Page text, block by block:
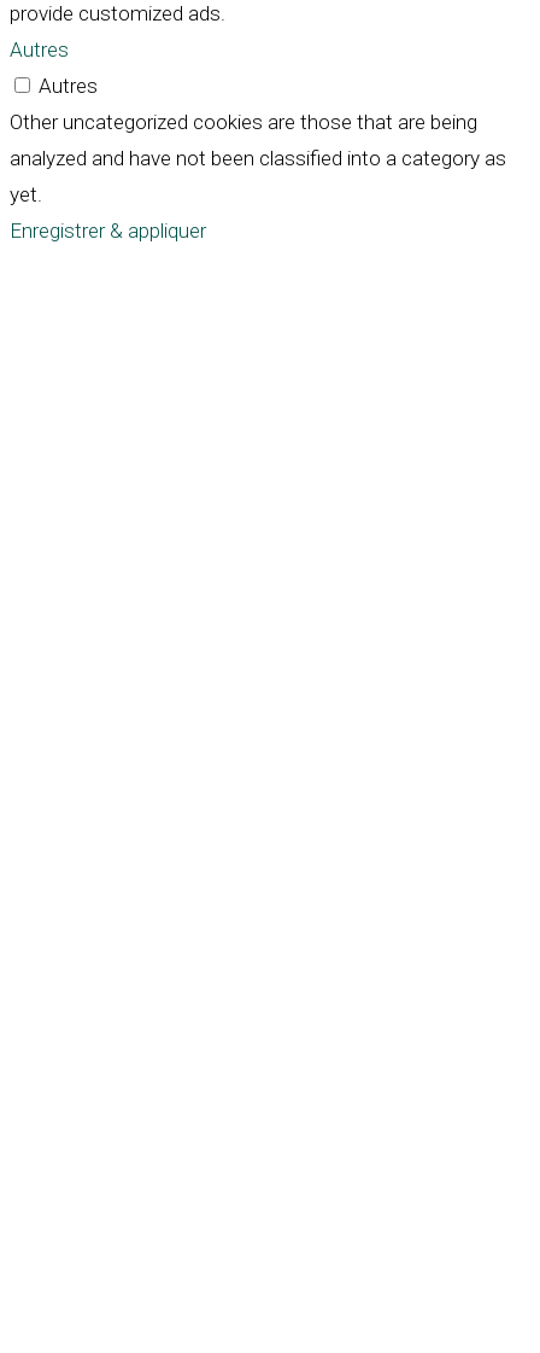
provide customized ads.
Autres
Autres
Other uncategorized cookies are those that are being
analyzed and have not been classified into a category as
yet.
Enregistrer & appliquer